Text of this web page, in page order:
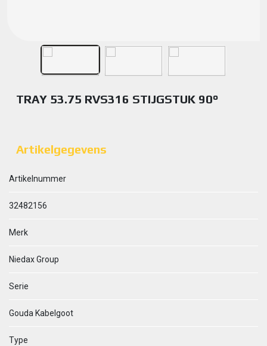
TRAY 53.75 RVS316 STIJGSTUK 90°
Artikelgegevens
Artikelnummer
32482156
Merk
Niedax Group
Serie
Gouda Kabelgoot
Type